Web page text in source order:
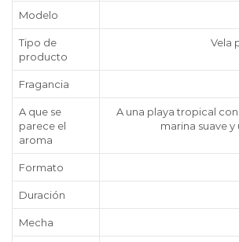
Modelo
Tipo de
producto
Vela
Fragancia
A que se
parece el
aroma
A una playa tropical
marina suave
Formato
Duración
Mecha